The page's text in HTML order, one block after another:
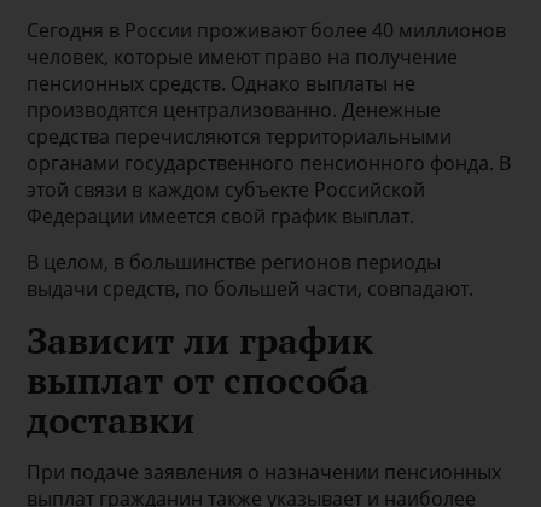
Сегодня в России проживают более 40 миллионов
человек, которые имеют право на получение
пенсионных средств. Однако выплаты не
производятся централизованно. Денежные
средства перечисляются территориальными
органами государственного пенсионного фонда. В
этой связи в каждом субъекте Российской
Федерации имеется свой график выплат.
В целом, в большинстве регионов периоды
выдачи средств, по большей части, совпадают.
Зависит ли график
выплат от способа
доставки
При подаче заявления о назначении пенсионных
выплат гражданин также указывает и наиболее